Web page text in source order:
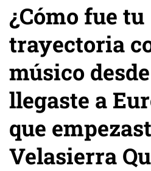
¿Cómo fue tu
trayectoria
músico
llegaste a
que
Velasierra